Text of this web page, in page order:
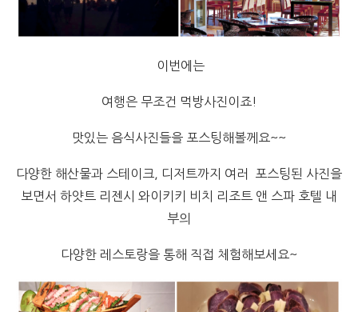
이번에는
여행은 무조건 먹방사진이죠!
맛있는 음식사진들을 포스팅해볼께요~~
다양한 해산물과 스테이크, 디저트까지 여러 포스팅된 사진을
보면서 하얏트 리젠시 와이키키 비치 리조트 앤 스파 호텔 내
부의
다양한 레스토랑을 통해 직접 체험해보세요~